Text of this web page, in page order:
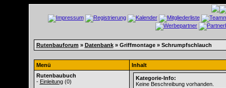
Rutenbauforum » Datenbank» Griffmontage » Schrumpfschlauch
Menü
Inhalt
Rutenbaubuch
- Einleitung(0)
Kategorie-Info:
Keine Beschreibung vorhanden.